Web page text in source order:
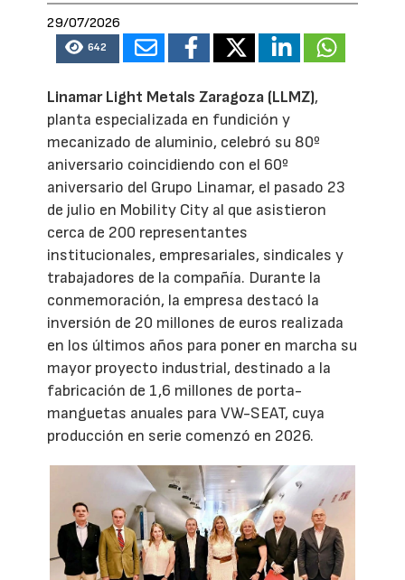
29/07/2026
642
Linamar Light Metals Zaragoza (LLMZ),
planta especializada en fundición y
mecanizado de aluminio, celebró su 80º
aniversario coincidiendo con el 60º
aniversario del Grupo Linamar, el pasado 23
de julio en Mobility City al que asistieron
cerca de 200 representantes
institucionales, empresariales, sindicales y
trabajadores de la compañía. Durante la
conmemoración, la empresa destacó la
inversión de 20 millones de euros realizada
en los últimos años para poner en marcha su
mayor proyecto industrial, destinado a la
fabricación de 1,6 millones de porta-
manguetas anuales para VW-SEAT, cuya
producción en serie comenzó en 2026.